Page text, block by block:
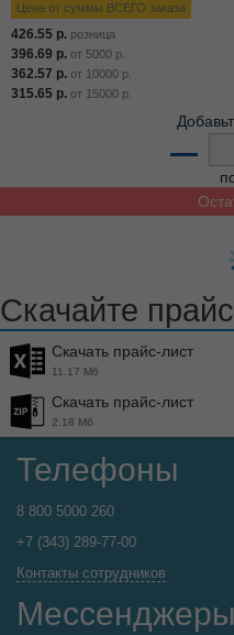
Цена от суммы ВСЕГО заказа
426.55 р. розница
396.69 р. от 5000 р.
362.57 р. от 10000 р.
315.65 р. от 15000 р.
–
Набор раций Синий
Арт:037-750 Играем вместе ®
Цена от суммы ВСЕГО заказа
697.37 р.розница
648.55 р.от5000
592.76
516.05 р.от15000 р.
–
Набор раций ФИКСИКИ
Арт: 037-728 Играем вместе®